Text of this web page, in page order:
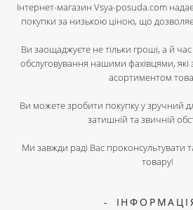
Інтернет-магазин Vsya-posuda.com
покупки за низькою ціною, що
Ви заощаджуєте не тільки гроші, а й
обслуговування нашими фахівцями,
асортиментом
Ви можете зробити покупку у зручний
затишній та звичній
Ми завжди раді Вас проконсультувати
товару!